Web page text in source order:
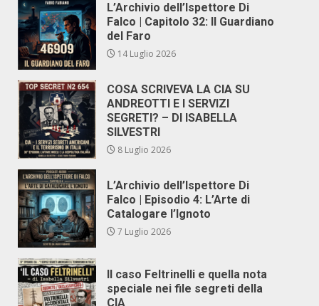
L’Archivio dell’Ispettore Di
Falco | Capitolo 32: Il Guardiano
del Faro
14 Luglio 2026
COSA SCRIVEVA LA CIA SU
ANDREOTTI E I SERVIZI
SEGRETI? – DI ISABELLA
SILVESTRI
8 Luglio 2026
L’Archivio dell’Ispettore Di
Falco | Episodio 4: L’Arte di
Catalogare l’Ignoto
7 Luglio 2026
Il caso Feltrinelli e quella nota
speciale nei file segreti della
CIA